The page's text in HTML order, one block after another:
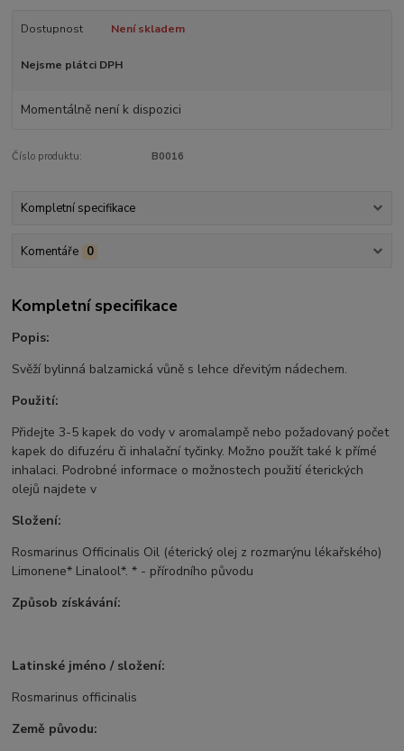
Dostupnost Není skladem
Nejsme plátci DPH
Momentálně není k dispozici
Číslo produktu: B0016
Kompletní specifikace
Komentáře 0
Kompletní specifikace
Popis:
Svěží bylinná balzamická vůně s lehce dřevitým nádechem.
Použití:
Přidejte 3-5 kapek do vody v aromalampě nebo požadovaný počet
kapek do difuzéru či inhalační tyčinky. Možno použít také k přímé
inhalaci. Podrobné informace o možnostech použití éterických
olejů najdete v
Složení:
Rosmarinus Officinalis Oil (éterický olej z rozmarýnu lékařského)
Limonene* Linalool*. * - přírodního původu
Způsob získávání:
Latinské jméno / složení:
Rosmarinus officinalis
Země původu: